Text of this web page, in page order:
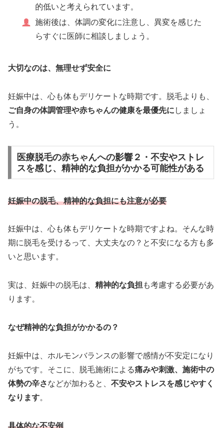
的低いと考えられています。
施術後は、体調の変化に注意し、異変を感じた
らすぐに医師に相談しましょう。
大切なのは、無理せず安全に
妊娠中は、心も体もデリケートな時期です。脱毛よりも、
ご自身の体調管理や赤ちゃんの健康を最優先に しましょ
う。
医療脱毛の赤ちゃんへの影響２・不安やストレ
スを感じ、精神的な負担がかかる可能性がある
妊娠中の脱毛、精神的な負担にも注意が必要
妊娠中は、心も体もデリケートな時期ですよね。そんな時
期に脱毛を受けるって、大丈夫なの？と不安になる方も多
いと思います。
実は、妊娠中の脱毛は、 精神的な負担 も考慮する必要があ
ります。
なぜ精神的な負担がかかるの？
妊娠中は、ホルモンバランスの影響で感情が不安定になり
がちです。そこに、脱毛施術による痛みや刺激、施術中の
体勢の辛さなどが加わると、 不安やストレスを感じやすく
なります。
具体的な不安例